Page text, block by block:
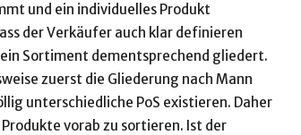
und ein individuelles Produkt
der Verkäufer auch klar definieren
Sortiment dementsprechend gliedert.
zuerst die Gliederung nach Mann
unterschiedliche PoS existieren. Daher
vorab zu sortieren. Ist der